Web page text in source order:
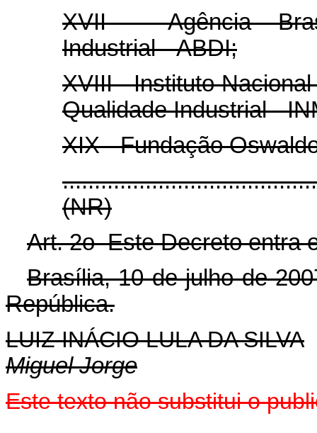
XVII - Agência
Industrial - ABDI;
XVIII - Instituto
Qualidade Industrial -
XIX - Fundação
(NR)
Art. 2o Este Decreto entra
Brasília, 10 de julho de
República.
LUIZ INÁCIO LULA DA SILVA
Miguel Jorge
Este texto não substitui o